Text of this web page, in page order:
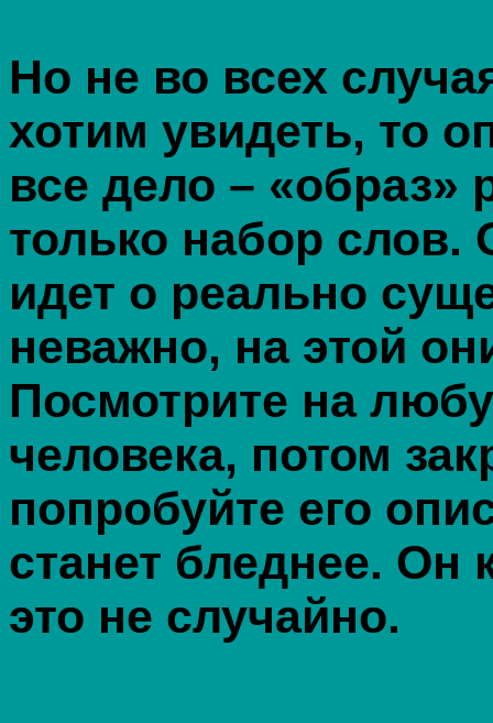
Но не во всех
хотим увидеть, то
все дело – «образ»
только набор слов.
идет о реально
неважно, на этой
Посмотрите на
человека, потом
попробуйте его
станет бледнее. Он
это не случайно.